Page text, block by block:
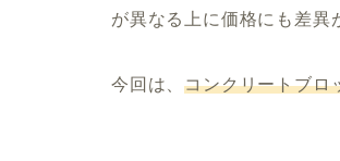
が異なる上に価格にも差異
今回は、コンクリートブロ